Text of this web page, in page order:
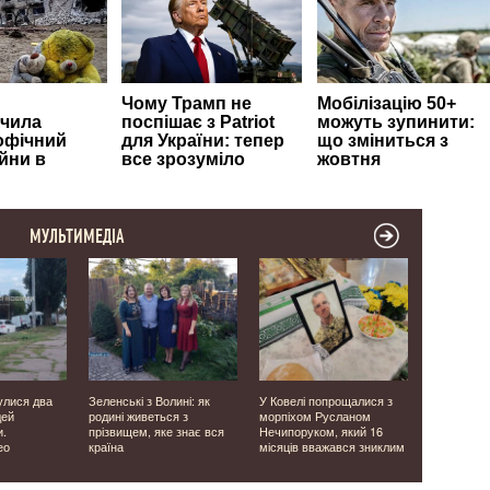
МУЛЬТИМЕДІА
два
Зеленські з Волині: як
родині живеться з
прізвищем, яке знає вся
країна
У Ковелі попрощалися з
морпіхом Русланом
Нечипоруком, який 16
місяців вважався зниклим